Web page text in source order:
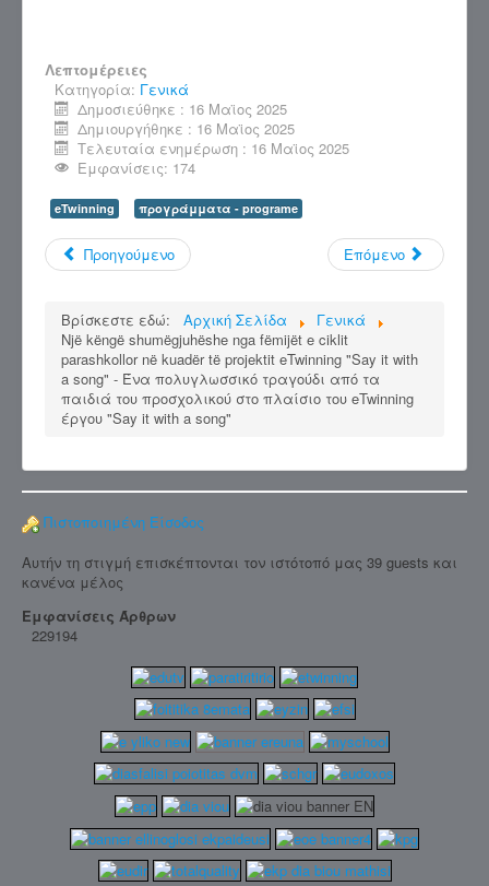
Λεπτομέρειες
Κατηγορία: Γενικά
Δημοσιεύθηκε : 16 Μαϊος 2025
Δημιουργήθηκε : 16 Μαϊος 2025
Τελευταία ενημέρωση : 16 Μαϊος 2025
Εμφανίσεις: 174
eTwinning προγράμματα - programe
Προηγούμενο Επόμενο
Βρίσκεστε εδώ: Αρχική Σελίδα
Γενικά
Një këngë shumëgjuhëshe nga fëmijët e ciklit
parashkollor në kuadër të projektit eTwinning "Say it with
a song" - Ένα πολυγλωσσικό τραγούδι από τα
παιδιά του προσχολικού στο πλαίσιο του eTwinning
έργου "Say it with a song"
Πιστοποιημένη Είσοδος
Αυτήν τη στιγμή επισκέπτονται τον ιστότοπό μας 39 guests και
κανένα μέλος
Εμφανίσεις Άρθρων
229194